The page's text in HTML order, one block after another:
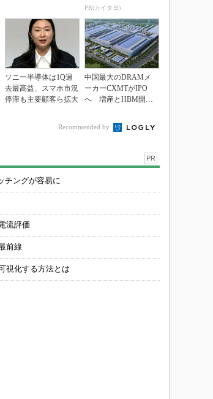
PR(カイタヨ)
ソニー半導体は1Q過
去最高益、スマホ市況
停滞も主要顧客ら拡大
中国最大のDRAMメ
ーカーCXMTがIPO
へ 増産とHBM開発
Recommended by
PR
チングが容易に
流評価
前線
視化する方法とは